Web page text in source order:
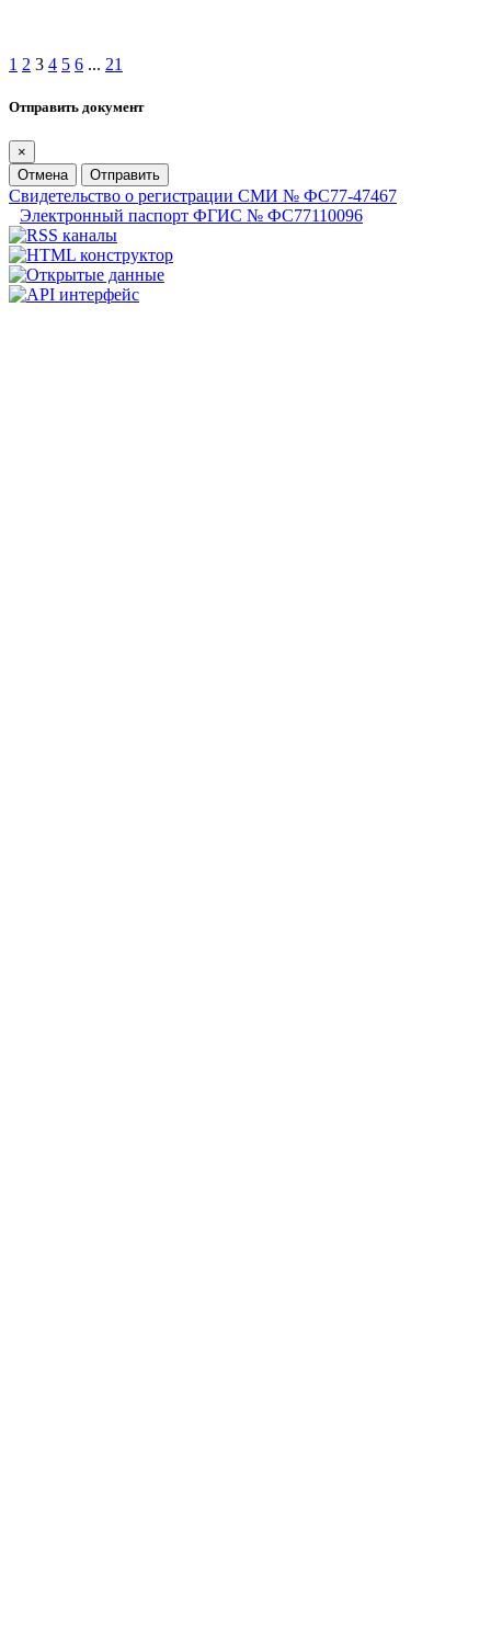
1 2 3 4 5 6 ... 21
Отправить документ
×
Отмена
Отправить
Свидетельство о регистрации СМИ № ФС77-47467
Электронный паспорт ФГИС № ФС77110096